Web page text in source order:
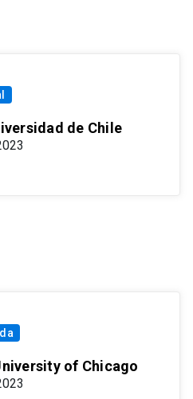
de Chile
of Chicago